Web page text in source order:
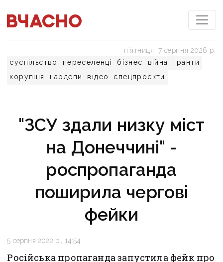
суспільство переселенці бізнес війна
гранти
корупція
нардепи відео спецпроєкти
пʼятниця, 7 серпня 2026 р.
"ЗСУ здали низку міст
на Донеччині" -
роспропаганда
поширила чергові
фейки
5 серпня 2022 р., 14:54
Російська пропаганда запустила фейк про